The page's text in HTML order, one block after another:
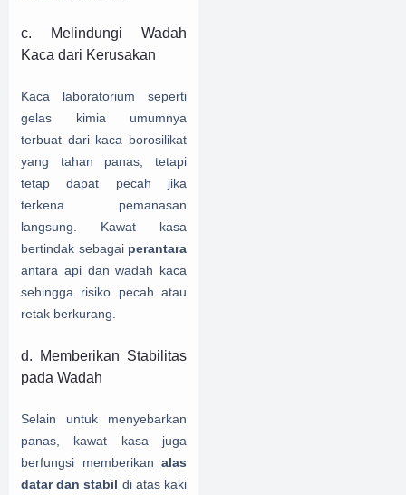
c. Melindungi Wadah
Kaca dari Kerusakan
Kaca laboratorium seperti
gelas kimia umumnya
terbuat dari kaca borosilikat
yang tahan panas, tetapi
tetap dapat pecah jika
terkena pemanasan
langsung. Kawat kasa
bertindak sebagai perantara
antara api dan wadah kaca
sehingga risiko pecah atau
retak berkurang.
d. Memberikan Stabilitas
pada Wadah
Selain untuk menyebarkan
panas, kawat kasa juga
berfungsi memberikan alas
datar dan stabil di atas kaki